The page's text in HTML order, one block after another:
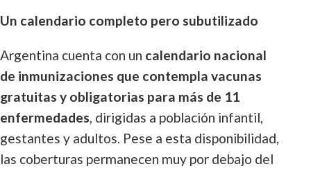
Un calendario completo pero subutilizado
Argentina cuenta con un calendario nacional
de inmunizaciones que contempla vacunas
gratuitas y obligatorias para más de 11
enfermedades, dirigidas a población infantil,
gestantes y adultos. Pese a esta disponibilidad,
las coberturas permanecen muy por debajo del